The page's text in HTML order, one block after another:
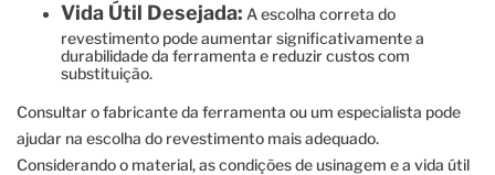
Vida Útil Desejada: A escolha correta do
revestimento pode aumentar significativamente a
durabilidade da ferramenta e reduzir custos com
substituição.
Consultar o fabricante da ferramenta ou um especialista pode
ajudar na escolha do revestimento mais adequado.
Considerando o material, as condições de usinagem e a vida útil